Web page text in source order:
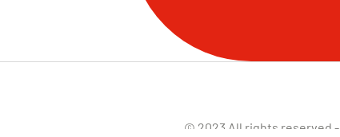
© 2023 All rights reserved -